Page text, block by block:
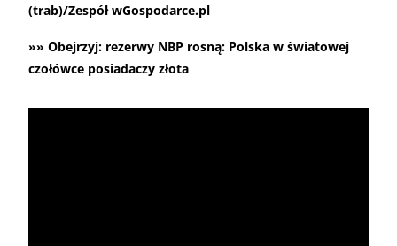
(trab)/Zespół wGospodarce.pl
»» Obejrzyj: rezerwy NBP rosną: Polska w światowej
czołówce posiadaczy złota